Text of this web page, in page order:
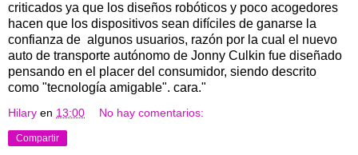
criticados ya que los diseños robóticos y poco acogedores
hacen que los dispositivos sean difíciles de ganarse la
confianza de algunos usuarios, razón por la cual el nuevo
auto de transporte autónomo de Jonny Culkin fue diseñado
pensando en el placer del consumidor, siendo descrito
como "tecnología amigable". cara."
Hilary en 13:00 No hay comentarios:
Compartir